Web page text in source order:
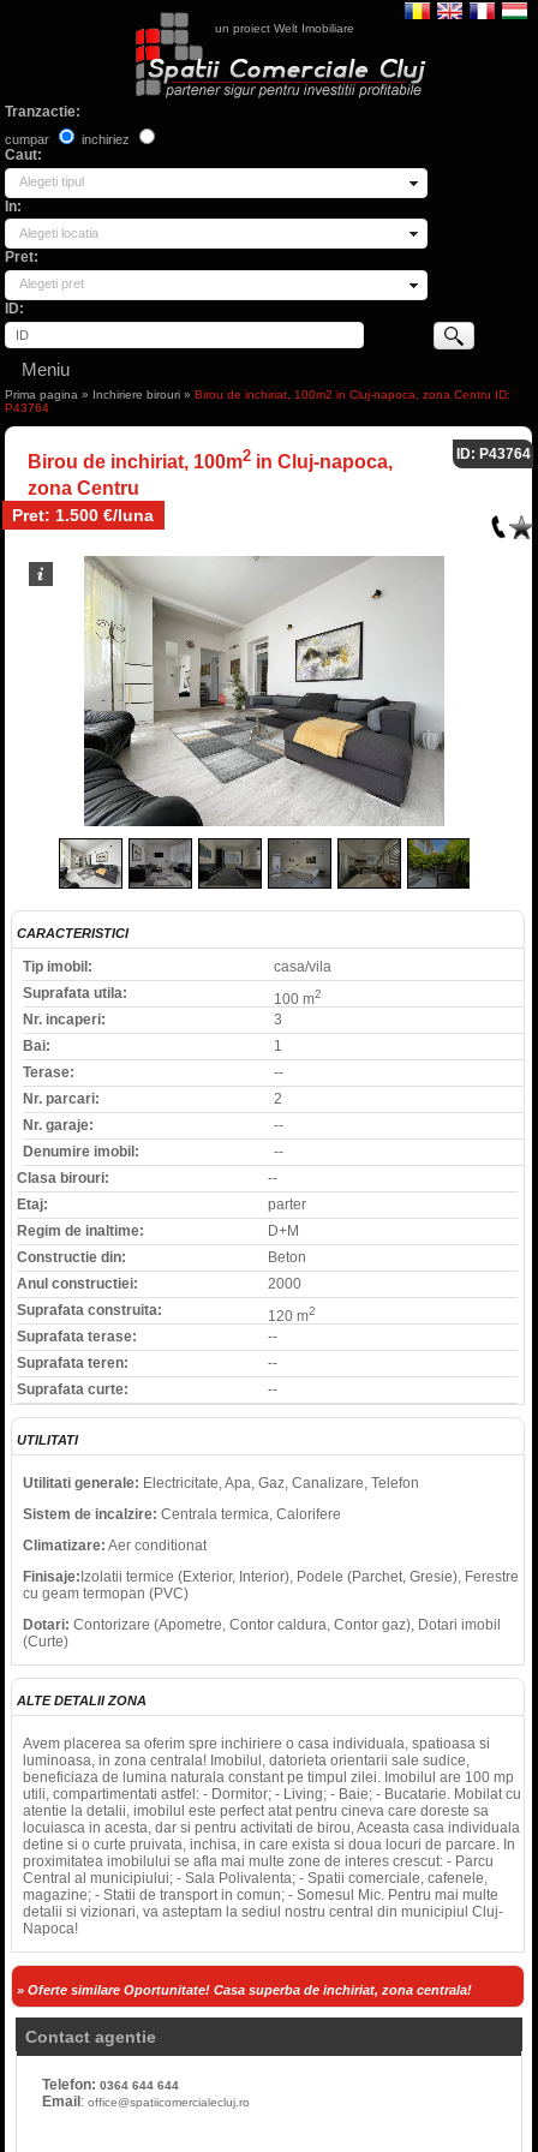
un proiect Welt Imobiliare
Tranzactie:
cumpar inchiriez
Caut:
Alegeti tipul
In:
Alegeti locatia
Pret:
Alegeti pret
ID:
Meniu
Prima pagina » Inchiriere birouri » Birou de inchiriat, 100m2 in Cluj-napoca, zona Centru ID:
P43764
Birou de inchiriat, 100m2in Cluj-napoca,
zona Centru
Pret: 1.500 €/luna
ID: P43764
CARACTERISTICI
Tip imobil:
casa/vila
Suprafata utila:
100 m2
Nr. incaperi:
3
Bai:
1
Terase:
--
Nr. parcari:
2
Nr. garaje:
--
Denumire imobil:
--
Clasa birouri:
--
Etaj:
parter
Regim de inaltime:
D+M
Constructie din:
Beton
Anul constructiei:
2000
Suprafata construita:
120 m2
Suprafata terase:
--
Suprafata teren:
--
Suprafata curte:
--
UTILITATI
Utilitati generale: Electricitate, Apa, Gaz, Canalizare, Telefon
Sistem de incalzire: Centrala termica, Calorifere
Climatizare: Aer conditionat
Finisaje: Izolatii termice (Exterior, Interior), Podele (Parchet, Gresie), Ferestre
cu geam termopan (PVC)
Dotari: Contorizare (Apometre, Contor caldura, Contor gaz), Dotari imobil
(Curte)
ALTE DETALII ZONA
Avem placerea sa oferim spre inchiriere o casa individuala, spatioasa si
luminoasa, in zona centrala! Imobilul, datorieta orientarii sale sudice,
beneficiaza de lumina naturala constant pe timpul zilei. Imobilul are 100 mp
utili, compartimentati astfel: - Dormitor; - Living; - Baie; - Bucatarie. Mobilat cu
atentie la detalii, imobilul este perfect atat pentru cineva care doreste sa
locuiasca in acesta, dar si pentru activitati de birou, Aceasta casa individuala
detine si o curte pruivata, inchisa, in care exista si doua locuri de parcare. In
proximitatea imobilului se afla mai multe zone de interes crescut: - Parcu
Central al municipiului; - Sala Polivalenta; - Spatii comerciale, cafenele,
magazine; - Statii de transport in comun; - Somesul Mic. Pentru mai multe
detalii si vizionari, va asteptam la sediul nostru central din municipiul Cluj-
Napoca!
» Oferte similare Oportunitate! Casa superba de inchiriat, zona centrala!
Contact agentie
Telefon:0364 644 644
Email :office@spatiicomercialecluj.ro